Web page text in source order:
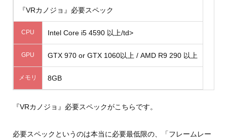
『VRカノジョ』必要スペック
CPU Intel Core i5 4590 以上/td>
GPU GTX 970 or GTX 1060以上 / AMD R9 290 以上
メモリ 8GB
『VRカノジョ』必要スペックがこちらです。
必要スペックというのは本当に必要最低限の、「フレームレー